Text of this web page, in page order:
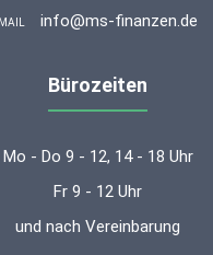
MAIL info@ms-finanzen.de
Bürozeiten
Mo - Do 9 - 12, 14 - 18 Uhr
Fr 9 - 12 Uhr
und nach Vereinbarung